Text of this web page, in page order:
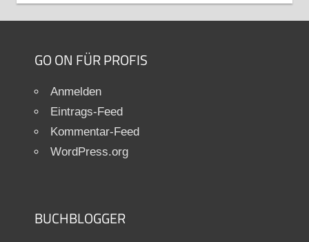
GO ON FÜR PROFIS
Anmelden
Eintrags-Feed
Kommentar-Feed
WordPress.org
BUCHBLOGGER